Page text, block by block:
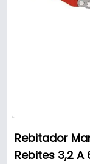
Rebitador
Rebites 3,2 A